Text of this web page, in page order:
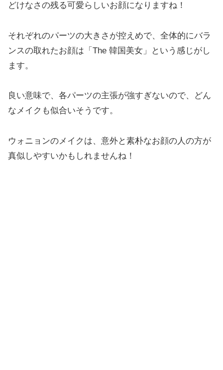
どけなさの残る可愛らしいお顔になりますね！
それぞれのパーツの大きさが控えめで、全体的にバラ
ンスの取れたお顔は「The 韓国美女」という感じがし
ます。
良い意味で、各パーツの主張が強すぎないので、どん
なメイクも似合いそうです。
ウォニョンのメイクは、意外と素朴なお顔の人の方が
真似しやすいかもしれませんね！